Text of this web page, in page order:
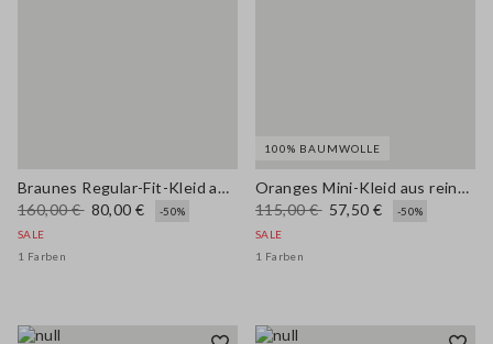
Braunes Regular-Fit-Kleid aus Leinen-Viskose-Mischung mit tiefem V-Ausschnitt
160,00 € 80,00 €
-50%
SALE
1 Farben
100% BAUMWOLLE
Oranges Mini-Kleid aus reiner Baumwolle mit Lochstickerei, Regular Fit
115,00 € 57,50 €
-50%
SALE
1 Farben